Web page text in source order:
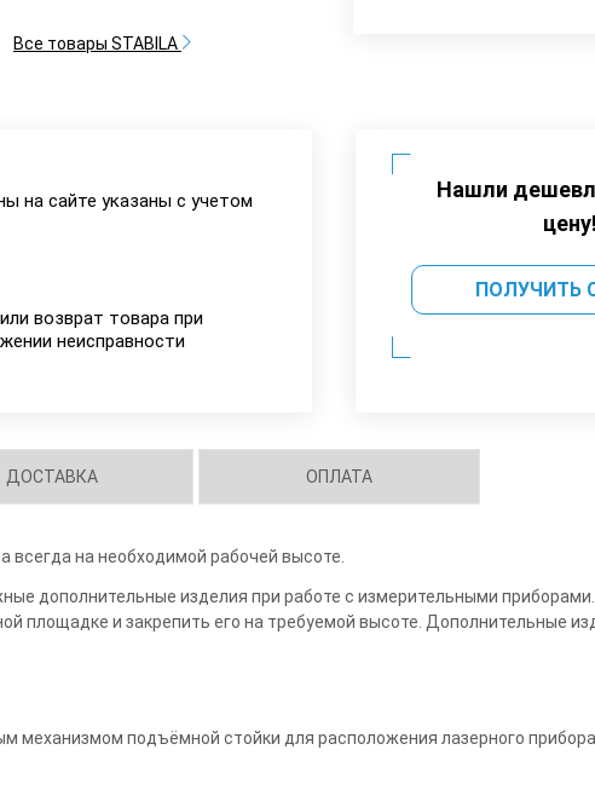
Все товары STABILA
на сайте указаны с учетом
возврат товара при
неисправности
Нашли
цену!
ПОЛУЧИТЬ
ДОСТАВКА ОПЛАТА
всегда на необходимой рабочей высоте.
дополнительные изделия при работе с измерительными
площадке и закрепить его на требуемой высоте. Дополнительные
механизмом подъёмной стойки для расположения лазерного